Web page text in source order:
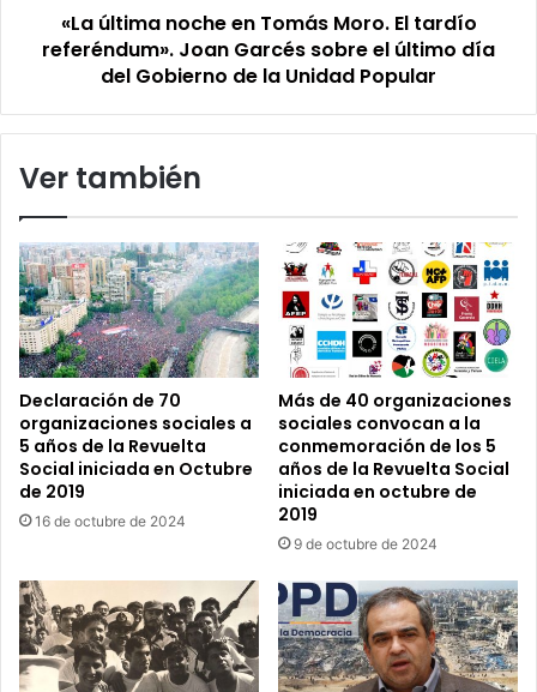
Garcés
último
del
de
la
Unidad
Popular
«La última noche en Tomás Moro. El tardío
referéndum». Joan Garcés sobre el último día
del Gobierno de la Unidad Popular
Ver también
Declaración de 70
organizaciones sociales a
5 años de la Revuelta
Social iniciada en Octubre
de 2019
16 de octubre de 2024
Más de 40 organizaciones
sociales convocan a la
conmemoración de los 5
años de la Revuelta Social
iniciada en octubre de
2019
9 de octubre de 2024